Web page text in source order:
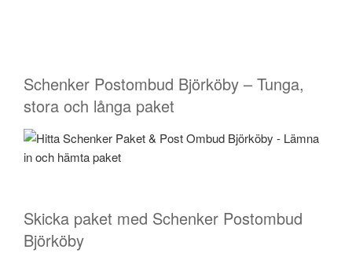
Schenker Postombud Björköby – Tunga,
stora och långa paket
Skicka paket med Schenker Postombud
Björköby